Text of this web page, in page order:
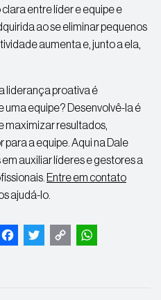
entre líder e equipe e
ao se eliminar pequenos
aumenta e, junto a ela,
liderança proativa é
uma equipe? Desenvolvê-la é
maximizar resultados,
a equipe. Aqui na Dale
auxiliar líderes e gestores a
Entre em contato
ajudá-lo.
FacebookTwitterCopy
WhatsApp